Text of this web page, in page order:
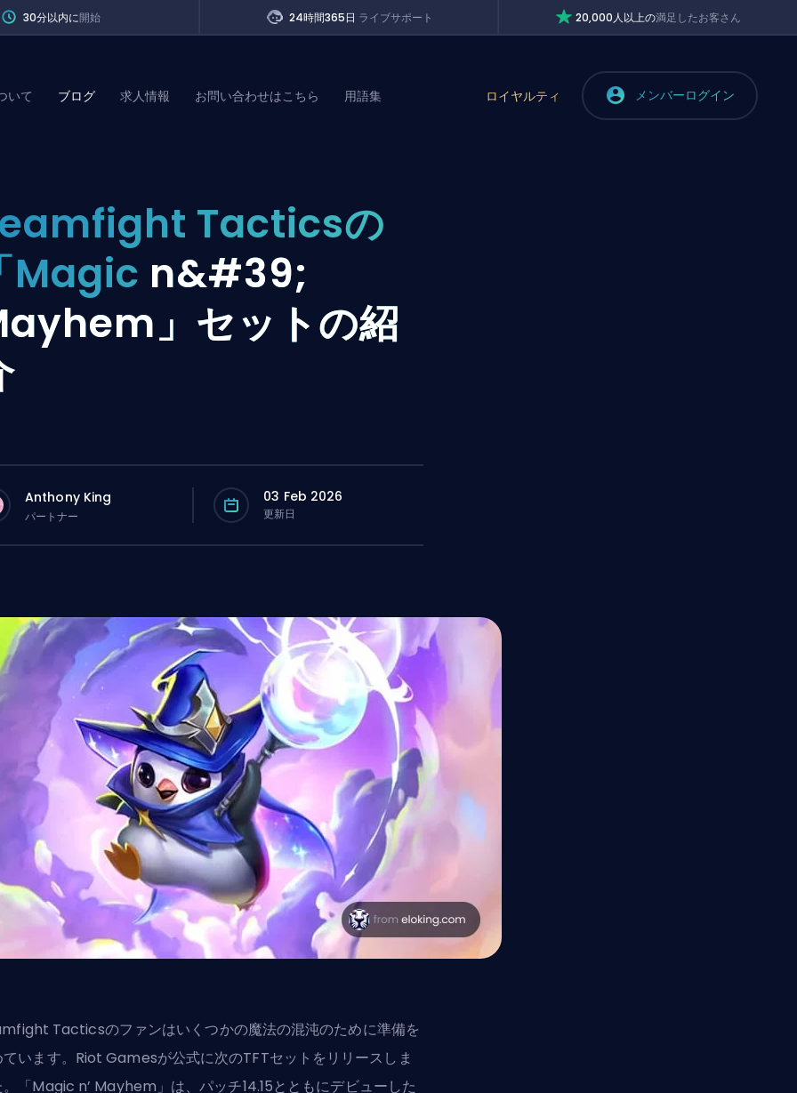
30分以内に開始 24時間365日 ライブサポート 20,000人以上の満足したお客さん
いて ブログ 求人情報 お問い合わせはこちら 用語集 ロイヤルティ メンバーログイン
Tacticsの
Magic n&#39;
」セットの紹
Anthony King
パートナー
03 Feb 2026
更新日
Tacticsのファンはいくつかの魔法の混沌のために準備を
ています。Riot Gamesが公式に次のTFTセットをリリースしま
「Magic n’ Mayhem」は、パッチ14.15とともにデビューした